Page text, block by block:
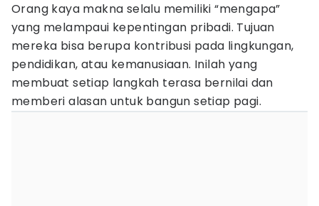
Orang kaya makna selalu memiliki “mengapa”
yang melampaui kepentingan pribadi. Tujuan
mereka bisa berupa kontribusi pada lingkungan,
pendidikan, atau kemanusiaan. Inilah yang
membuat setiap langkah terasa bernilai dan
memberi alasan untuk bangun setiap pagi.